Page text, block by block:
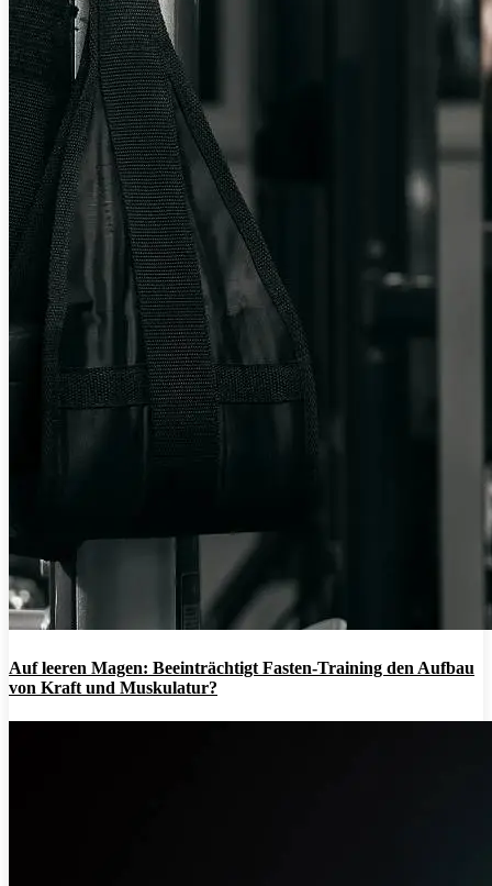
Auf leeren Magen: Beeinträchtigt Fasten-Training den Aufbau
von Kraft und Muskulatur?